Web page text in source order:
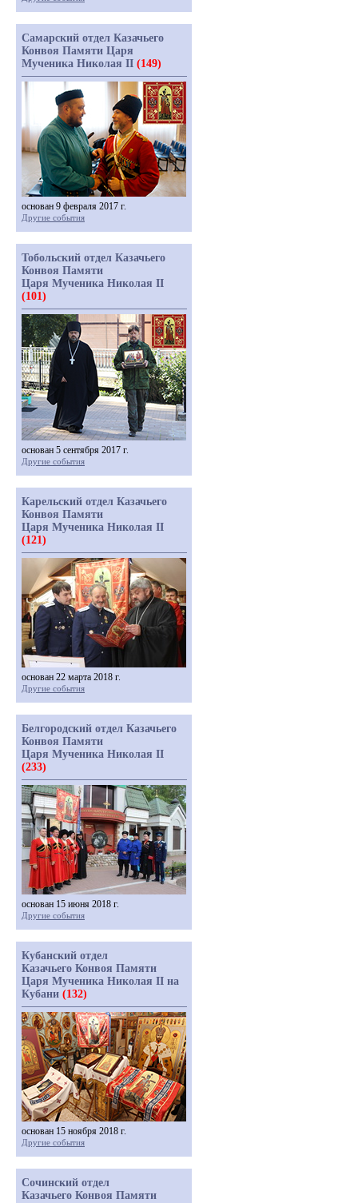
Самарский отдел Казачьего
Конвоя Памяти Царя
Мученика Николая II (149)
основан 9 февраля 2017 г.
Другие события
Тобольский отдел Казачьего
Конвоя Памяти
Царя Мученика Николая II
(101)
основан 5 сентября 2017 г.
Другие события
Карельский отдел Казачьего
Конвоя Памяти
Царя Мученика Николая II
(121)
основан 22 марта 2018 г.
Другие события
Белгородский отдел Казачьего
Конвоя Памяти
Царя Мученика Николая II
(233)
основан 15 июня 2018 г.
Другие события
Кубанский отдел
Казачьего Конвоя Памяти
Царя Мученика Николая II на
Кубани (132)
основан 15 ноября 2018 г.
Другие события
Сочинский отдел
Казачьего Конвоя Памяти